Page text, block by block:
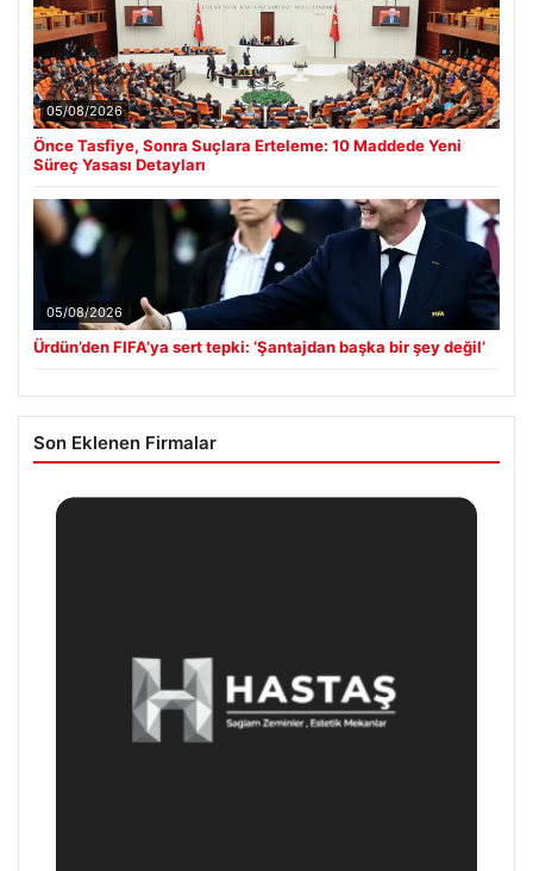
05/08/2026
Önce Tasfiye, Sonra Suçlara Erteleme: 10 Maddede Yeni
Süreç Yasası Detayları
05/08/2026
Ürdün’den FIFA’ya sert tepki: ‘Şantajdan başka bir şey değil’
Son Eklenen Firmalar